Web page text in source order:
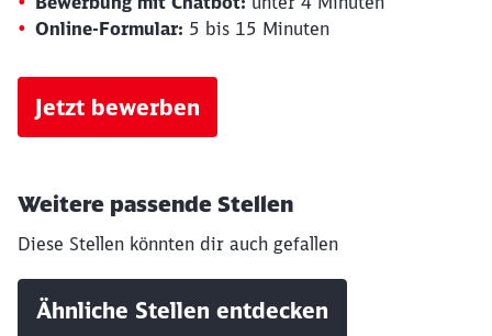
Online-Formular: 5 bis 15 Minuten
Jetzt bewerben
Weitere passende Stellen
Diese Stellen könnten dir auch gefallen
Ähnliche Stellen entdecken